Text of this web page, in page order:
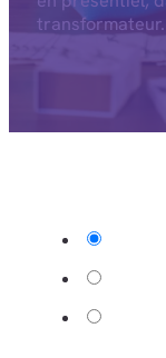
transformateur.